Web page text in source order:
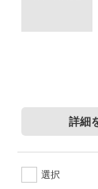
詳細
選択